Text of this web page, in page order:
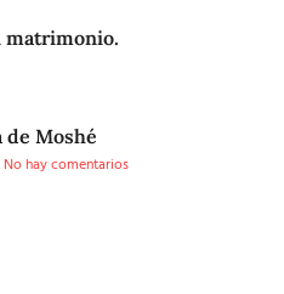
matrimonio.
de Moshé
No hay comentarios